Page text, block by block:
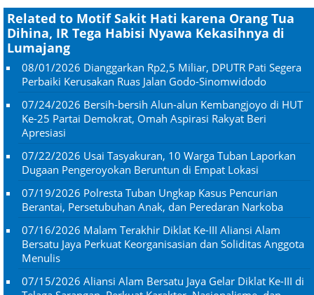
Related to Motif Sakit Hati karena Orang Tua
Dihina, IR Tega Habisi Nyawa Kekasihnya di
Lumajang
08/01/2026 Dianggarkan Rp2,5 Miliar, DPUTR Pati Segera
Perbaiki Kerusakan Ruas Jalan Godo-Sinomwidodo
07/24/2026 Bersih-bersih Alun-alun Kembangjoyo di HUT
Ke-25 Partai Demokrat, Omah Aspirasi Rakyat Beri
Apresiasi
07/22/2026 Usai Tasyakuran, 10 Warga Tuban Laporkan
Dugaan Pengeroyokan Beruntun di Empat Lokasi
07/19/2026 Polresta Tuban Ungkap Kasus Pencurian
Berantai, Persetubuhan Anak, dan Peredaran Narkoba
07/16/2026 Malam Terakhir Diklat Ke-III Aliansi Alam
Bersatu Jaya Perkuat Keorganisasian dan Soliditas Anggota
Menulis
07/15/2026 Aliansi Alam Bersatu Jaya Gelar Diklat Ke-III di